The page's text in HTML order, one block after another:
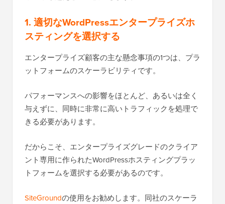
1. 適切なWordPressエンタープライズホ
スティングを選択する
エンタープライズ顧客の主な懸念事項の1つは、プラ
ットフォームのスケーラビリティです。
パフォーマンスへの影響をほとんど、あるいは全く
与えずに、同時に非常に高いトラフィックを処理で
きる必要があります。
だからこそ、エンタープライズグレードのクライア
ント専用に作られたWordPressホスティングプラッ
トフォームを選択する必要があるのです。
SiteGroundの使用をお勧めします。同社のスケーラ